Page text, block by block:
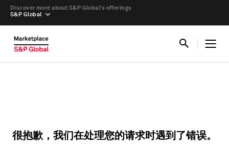
S&P Global
Discover more about S&P Global’s offerings
很抱歉，我们在处理您的请求时遇到了错误。